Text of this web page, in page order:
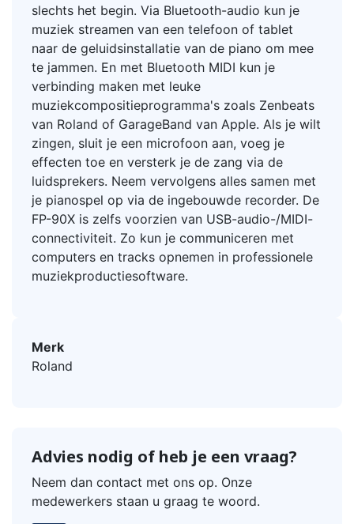
slechts het begin. Via Bluetooth-audio kun je
muziek streamen van een telefoon of tablet
naar de geluidsinstallatie van de piano om mee
te jammen. En met Bluetooth MIDI kun je
verbinding maken met leuke
muziekcompositieprogramma's zoals Zenbeats
van Roland of GarageBand van Apple. Als je wilt
zingen, sluit je een microfoon aan, voeg je
effecten toe en versterk je de zang via de
luidsprekers. Neem vervolgens alles samen met
je pianospel op via de ingebouwde recorder. De
FP-90X is zelfs voorzien van USB-audio-/MIDI-
connectiviteit. Zo kun je communiceren met
computers en tracks opnemen in professionele
muziekproductiesoftware.
Merk
Roland
Advies nodig of heb je een vraag?
Neem dan contact met ons op. Onze
medewerkers staan u graag te woord.